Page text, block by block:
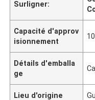
Surligner:
Capacité d'approv
isionnement
Détails d'emballa
ge
Lieu d'origine